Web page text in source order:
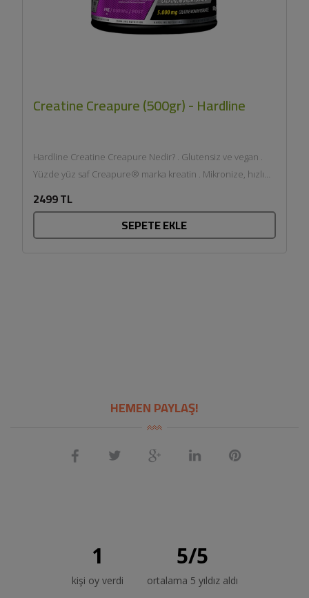
Creatine Creapure (500gr) - Hardline
Hardline Creatine Creapure Nedir? . Glutensiz ve vegan .
Yüzde yüz saf Creapure® marka kreatin . Mikronize, hızlı
2499 TL
SEPETE EKLE
HEMEN PAYLAŞ!
1
kişi oy verdi
5/5
ortalama 5 yıldız aldı